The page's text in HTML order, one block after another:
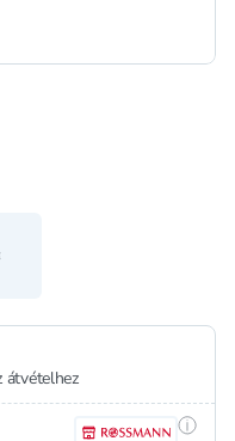
listához
when on sale
átvételhez